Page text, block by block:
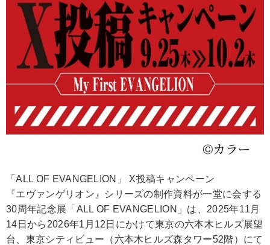
「ALL OF EVANGELION」 X投稿キャンペーン
『エヴァンゲリオン』シリーズの制作資料が一堂に会する
30周年記念展「ALL OF EVANGELION」は、2025年11月
14日から2026年1月12日にかけて東京の六本木ヒルズ展望
台、東京シティビュー（六本木ヒルズ森タワー52階）にて